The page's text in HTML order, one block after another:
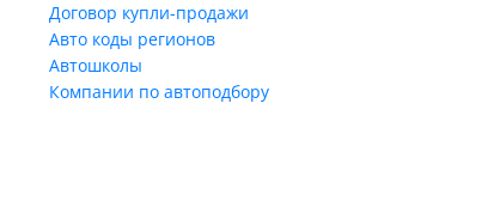
Договор купли-продажи
Авто коды регионов
Автошколы
Компании по автоподбору